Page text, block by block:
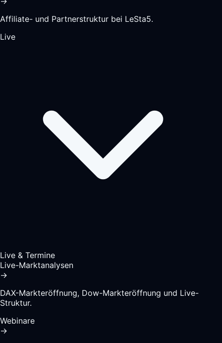
Affiliate- und Partnerstruktur bei LeSta5.
Live
Live & Termine
Live-Marktanalysen
→
DAX-Markteröffnung, Dow-Markteröffnung und Live-
Struktur.
Webinare
→